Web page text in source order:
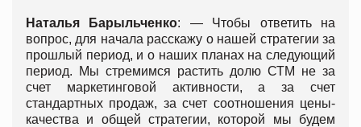
Наталья Барыльченко: — Чтобы ответить на
вопрос, для начала расскажу о нашей стратегии за
прошлый период, и о наших планах на следующий
период. Мы стремимся растить долю СТМ не за
счет маркетинговой активности, а за счет
стандартных продаж, за счет соотношения цены-
качества и общей стратегии, которой мы будем